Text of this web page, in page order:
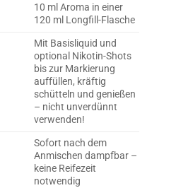
10 ml Aroma in einer
120 ml Longfill-Flasche
Mit Basisliquid und
optional Nikotin-Shots
bis zur Markierung
auffüllen, kräftig
schütteln und genießen
– nicht unverdünnt
verwenden!
Sofort nach dem
Anmischen dampfbar –
keine Reifezeit
notwendig